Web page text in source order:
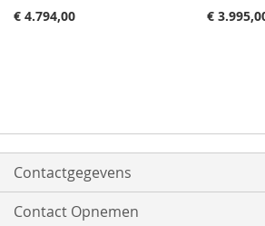
€ 4.794,00
€
Contactgegevens
Contact Opnemen